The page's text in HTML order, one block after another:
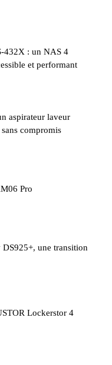
432X : un NAS 4
et performant
aspirateur laveur
compromis
Pro
une transition
Lockerstor 4